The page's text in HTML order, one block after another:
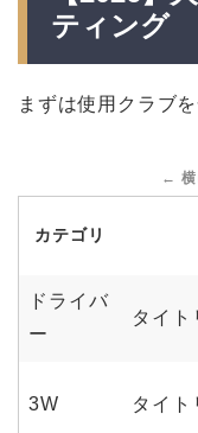
ティング
まずは使用クラブ
カテゴリ
ドライバ
ー
タイ
3W タイト